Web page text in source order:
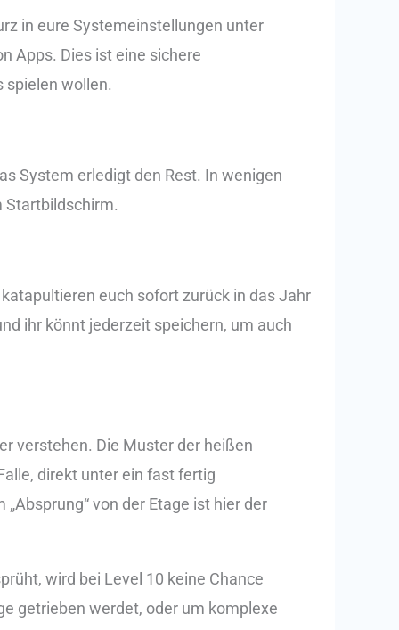
in eure Systemeinstellungen unter
Apps. Dies ist eine sichere
spielen wollen.
System erledigt den Rest. In wenigen
Startbildschirm.
euch sofort zurück in das Jahr
ihr könnt jederzeit speichern, um auch
verstehen. Die Muster der heißen
direkt unter ein fast fertig
von der Etage ist hier der
wird bei Level 10 keine Chance
getrieben werdet, oder um komplexe